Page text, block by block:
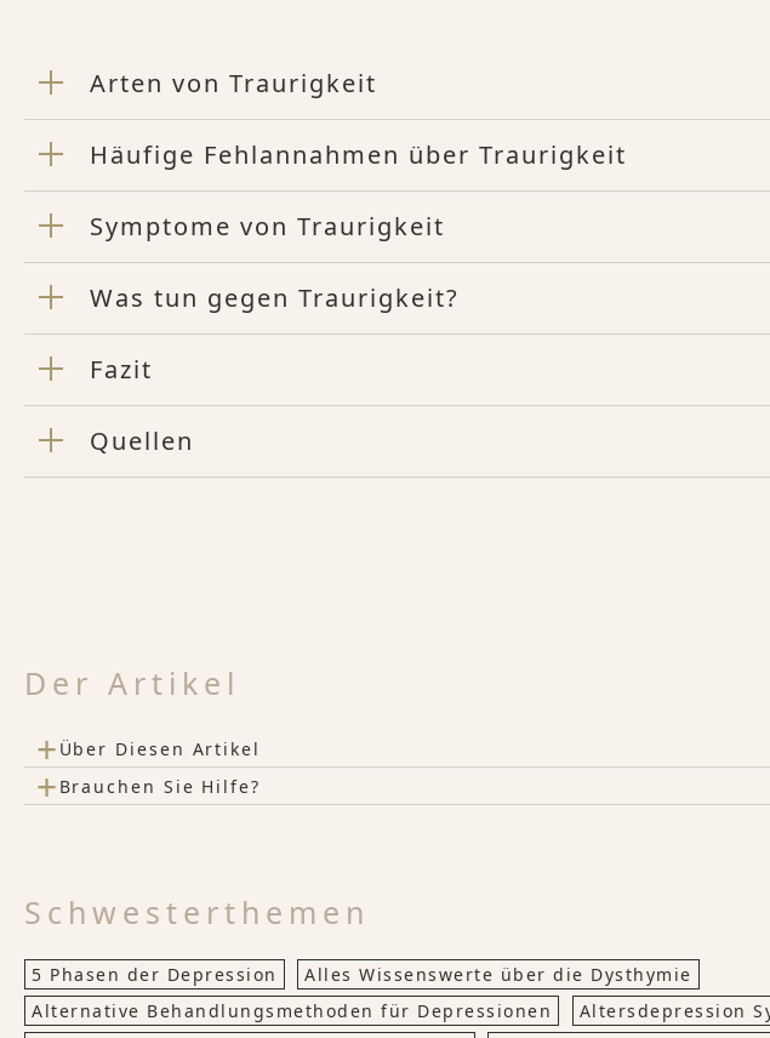
Arten von Traurigkeit
Häufige Fehlannahmen über Traurigkeit
Symptome von Traurigkeit
Was tun gegen Traurigkeit?
Fazit
Quellen
Der Artikel
+ Über Diesen Artikel
+ Brauchen Sie Hilfe?
Schwesterthemen
5 Phasen der Depression
Alles Wissenswerte über die Dysthymie
Alternative Behandlungsmethoden für Depressionen
Altersdepression